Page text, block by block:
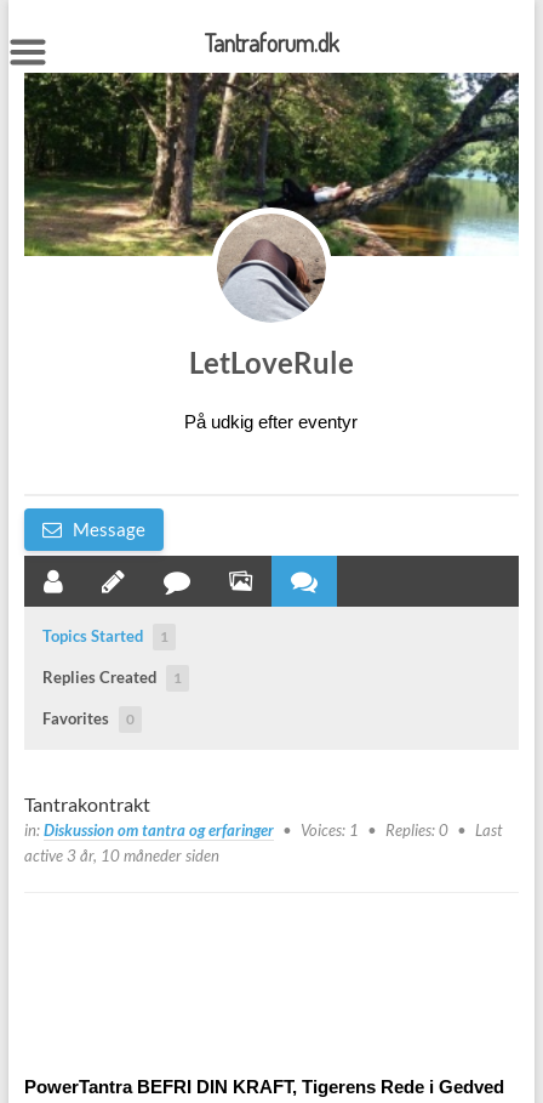
to
content
LetLoveRule
På udkig efter eventyr
Message
Topics Started 1
Replies Created 1
Favorites 0
Tantrakontrakt
in:Diskussion om tantra og erfaringer Voices: 1 Replies: 0
Last
active 3 år, 10 måneder siden
PowerTantra BEFRI DIN KRAFT, Tigerens Rede i Gedved
Tantraforum.dk